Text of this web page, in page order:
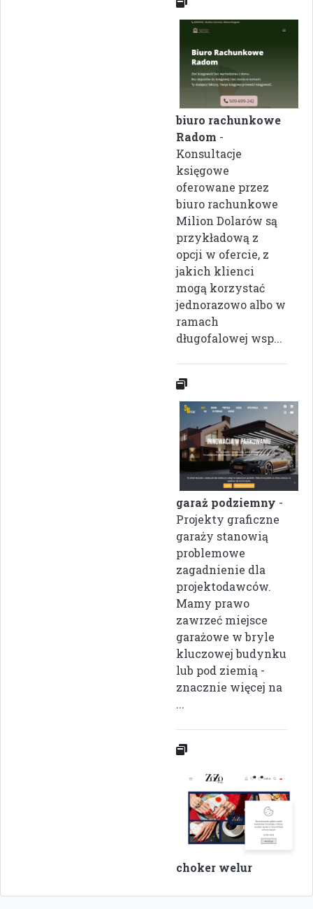
biuro rachunkowe
Radom -
Konsultacje
księgowe
oferowane przez
biuro rachunkowe
Milion Dolarów są
przykładową z
opcji w ofercie, z
jakich klienci
mogą korzystać
jednorazowo albo w
ramach
długofalowej wsp...
garaż podziemny -
Projekty graficzne
garaży stanowią
problemowe
zagadnienie dla
projektodawców.
Mamy prawo
zawrzeć miejsce
garażowe w bryle
kluczowej budynku
lub pod ziemią -
znacznie więcej na
...
choker welur